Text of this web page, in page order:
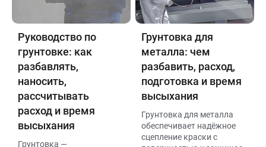
Руководство по
грунтовке: как
разбавлять,
наносить,
рассчитывать
расход и время
высыхания
Грунтовка —
Грунтовка для
металла: чем
разбавить, расход,
подготовка и время
высыхания
Грунтовка для металла
обеспечивает надёжное
сцепление краски с